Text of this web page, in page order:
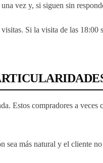
vez y, si siguen sin
Si la visita de las 18:00
Estos compradores a
más natural y el cliente